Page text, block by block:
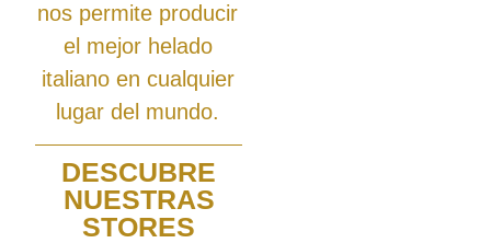
nos permite producir
el mejor helado
italiano en cualquier
lugar del mundo.
DESCUBRE
NUESTRAS
STORES